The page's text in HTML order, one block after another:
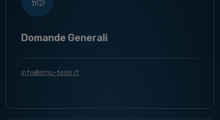
Domande Generali
info@sms-tools.it